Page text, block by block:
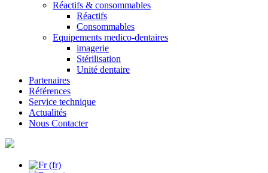
Réactifs & consommables
Réactifs
Consommables
Equipements medico-dentaires
imagerie
Stérilisation
Unité dentaire
Partenaires
Références
Service technique
Actualités
Nous Contacter